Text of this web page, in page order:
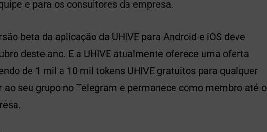
e para os consultores da empresa.
beta da aplicação da UHIVE para Android e iOS deve
deste ano. E a UHIVE atualmente oferece uma oferta
de 1 mil a 10 mil tokens UHIVE gratuitos para qualquer
ao seu grupo no Telegram e permanece como membro até o